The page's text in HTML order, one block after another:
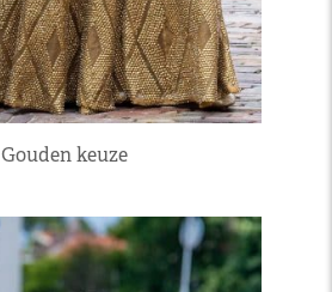
Gouden keuze